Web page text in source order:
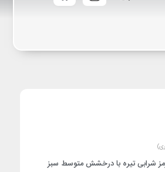
شرابی تیره با درخشش متوسط سبز